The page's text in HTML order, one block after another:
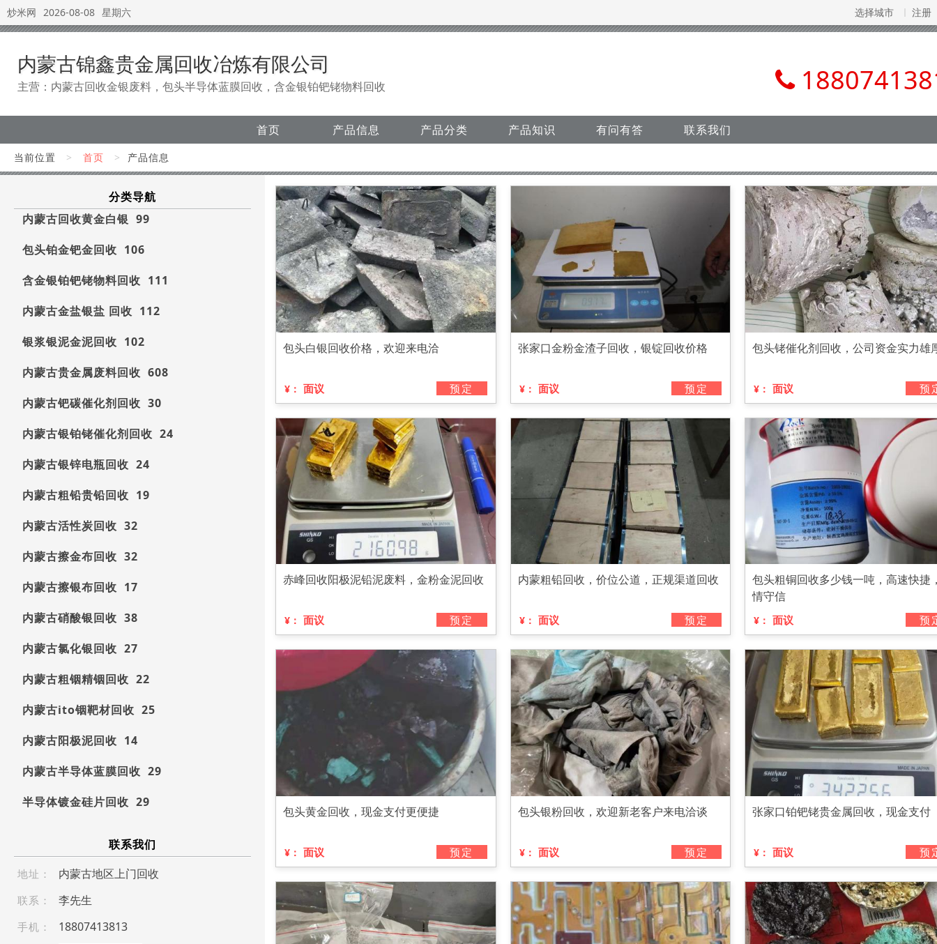
炒米网 2026-08-08 星期六 选择城市 注册
内蒙古锦鑫贵金属回收冶炼有限公司
主营：内蒙古回收金银废料，包头半导体蓝膜回收，含金银铂钯铑物料回收
首页 产品信息 产品分类 产品知识 有问有答 联系我们
当前位置 > 首页 > 产品信息
分类导航
内蒙古回收黄金白银 99
包头铂金钯金回收 106
含金银铂钯铑物料回收 111
内蒙古金盐银盐 回收 112
银浆银泥金泥回收 102
内蒙古贵金属废料回收 608
内蒙古钯碳催化剂回收 30
内蒙古银铂铑催化剂回收 24
内蒙古银锌电瓶回收 24
内蒙古粗铅贵铅回收 19
内蒙古活性炭回收 32
内蒙古擦金布回收 32
内蒙古擦银布回收 17
内蒙古硝酸银回收 38
内蒙古氯化银回收 27
内蒙古粗铟精铟回收 22
内蒙古ito铟靶材回收 25
内蒙古阳极泥回收 14
内蒙古半导体蓝膜回收 29
半导体镀金硅片回收 29
联系我们
地址： 内蒙古地区上门回收
联系： 李先生
手机： 188 07 4 13 8 13
包头白银回收价格，欢迎来电洽
¥： 面议 预定
张家口金粉金渣子回收，银锭回收价格
¥： 面议 预定
包头铑催化剂回收，公司资金实力雄
¥： 面议 预
赤峰回收阳极泥铅泥废料，金粉金泥回收
¥： 面议 预定
内蒙粗铅回收，价位公道，正规渠道回收
¥： 面议 预定
包头粗铜回收多少钱一吨，高速快捷
情守信
¥： 面议 预
包头黄金回收，现金支付更便捷
¥： 面议 预定
包头银粉回收，欢迎新老客户来电洽谈
¥： 面议 预定
张家口铂钯铑贵金属回收，现金支付
¥： 面议 预